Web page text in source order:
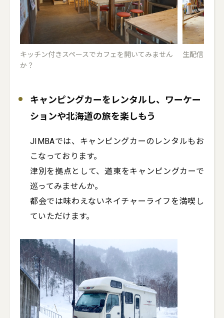
キッチン付きスペースでカフェを開いてみません
か？
生配信でき
キャンピングカーをレンタルし、ワーケー
ションや北海道の旅を楽しもう
JIMBAでは、キャンピングカーのレンタルもお
こなっております。
津別を拠点として、道東をキャンピングカーで
巡ってみませんか。
都会では味わえないネイチャーライフを満喫し
ていただけます。